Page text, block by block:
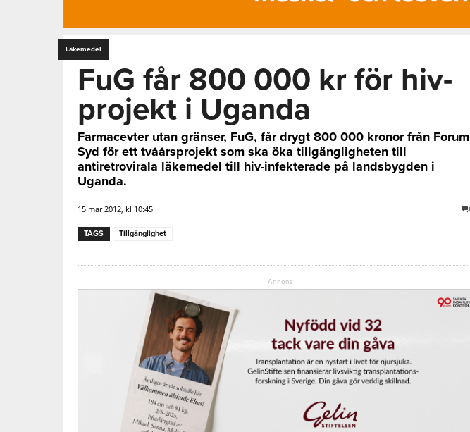
Läkemedel
FuG får 800 000 kr för hiv-
projekt i Uganda
Farmacevter utan gränser, FuG, får drygt 800 000 kronor från Forum
Syd för ett tvåårsprojekt som ska öka tillgängligheten till
antiretrovirala läkemedel till hiv-infekterade på landsbygden i
Uganda.
15 mar 2012, kl 10:45
TAGS Tillgänglighet
Annons